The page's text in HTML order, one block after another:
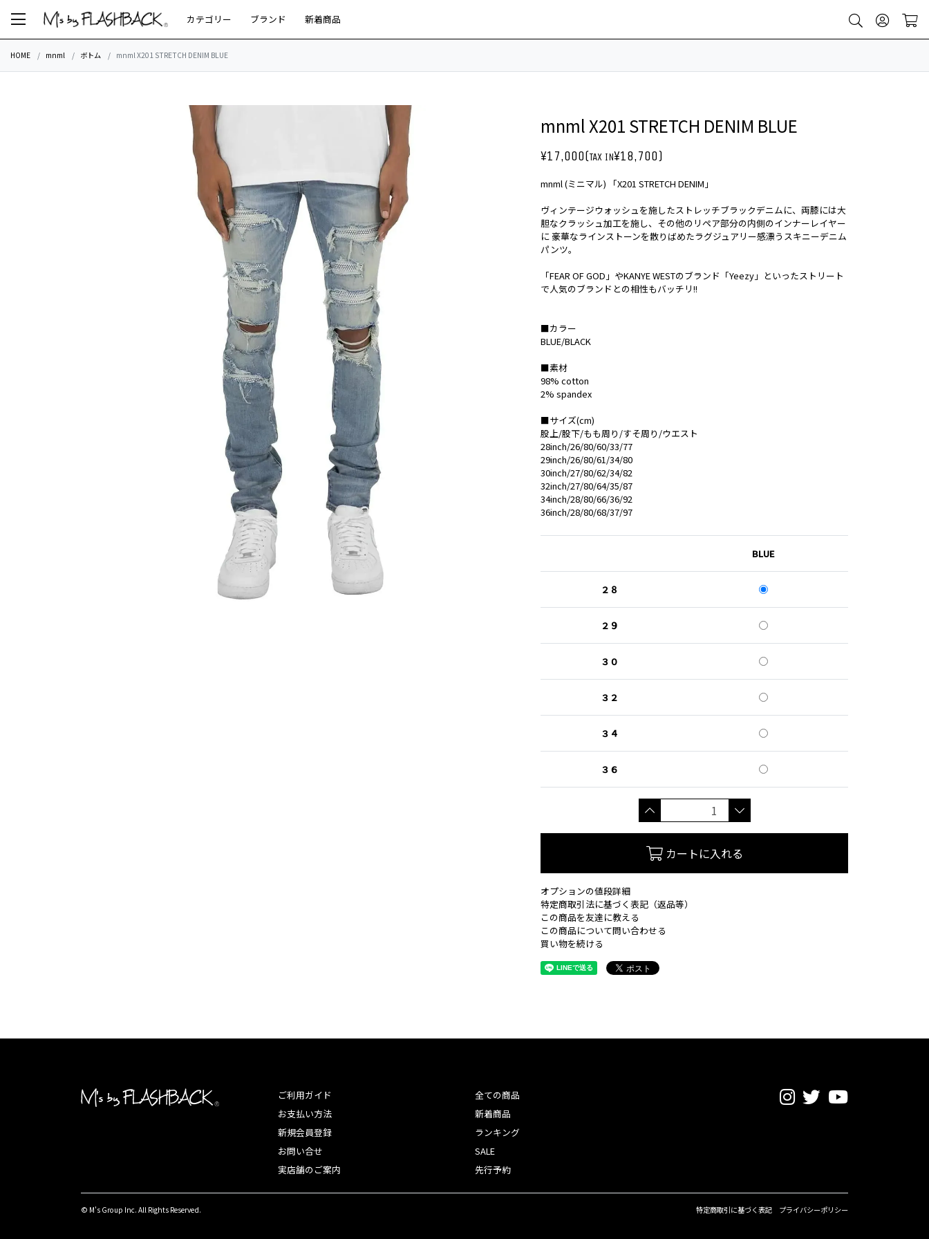
カテゴリー ブランド 新着商品
HOME mnml ボトム mnml X201 STRETCH DENIM BLUE
mnml X201 STRETCH DENIM BLUE
¥17,000(TAX IN¥18,700)
mnml (ミニマル) 「X201 STRETCH DENIM」
ヴィンテージウォッシュを施したストレッチブラックデニムに、両膝には大
胆なクラッシュ加工を施し、その他のリペア部分の内側のインナーレイヤー
に 豪華なラインストーンを散りばめたラグジュアリー感漂うスキニーデニム
パンツ。
「FEAR OF GOD」やKANYE WESTのブランド「Yeezy」といったストリート
で人気のブランドとの相性もバッチリ!!
■カラー
BLUE/BLACK
■素材
98% cotton
2% spandex
■サイズ(cm)
股上/股下/もも周り/すそ周り/ウエスト
28inch/26/80/60/33/77
29inch/26/80/61/34/80
30inch/27/80/62/34/82
32inch/27/80/64/35/87
34inch/28/80/66/36/92
36inch/28/80/68/37/97
BLUE
２８
２９
３０
３２
３４
３６
カートに入れる
オプションの値段詳細
特定商取引法に基づく表記（返品等）
この商品を友達に教える
この商品について問い合わせる
買い物を続ける
ご利用ガイド
お支払い方法
新規会員登録
お問い合せ
実店舗のご案内
全ての商品
新着商品
ランキング
SALE
先行予約
© M's Group Inc. All Rights Reserved. 特定商取引に基づく表記 プライバシーポリシー